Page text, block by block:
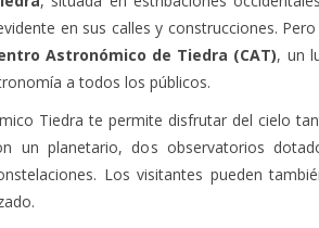
en sus calles y construcciones.
Astronómico de Tiedra (CAT), un
a todos los públicos.
Tiedra te permite disfrutar del cielo
un planetario, dos observatorios
Los visitantes pueden